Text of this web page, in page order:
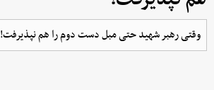
وقتی رهبر شهید حتی مبل دست دوم را هم نپذیرفت!